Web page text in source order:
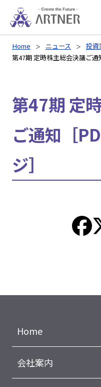
Home ニュース
投資
第47期 定時株主総会決議ご通
第47期 定
ご通知［
ジ］
Home
会社案内